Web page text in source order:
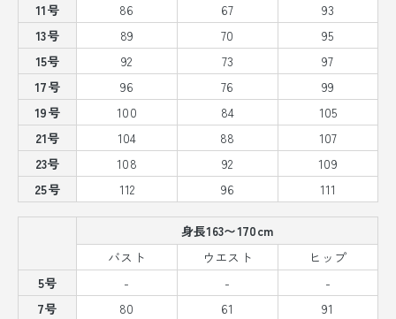
11号
86 67
93
13号
89 70
95
15号
92 73
97
17号
96 76
99
19号
100 84
105
21号
104 88
107
23号
108 92
109
25号
112 96 111
身長163〜170cm
バスト
ウエスト
ヒップ
5号
- -
-
7号
80 61
91